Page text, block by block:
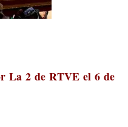
La 2 de RTVE el 6 de